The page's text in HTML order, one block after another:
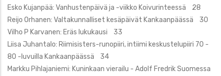
Esko Kujanpää: Vanhustenpäivä ja -viikko Koivurinteessä 28
Reijo Orhanen: Valtakunnalliset kesäpäivät Kankaanpäässä 30
Vilho P Karvanen: Eräs lukukausi 33
Liisa Juhantalo: Riimisisters-runopiiri, intiimi keskustelupiiri 70 -
80 -luvuilla Kankaanpäässä 34
Markku Pihlajaniemi: Kuninkaan vierailu - Adolf Fredrik Suomessa